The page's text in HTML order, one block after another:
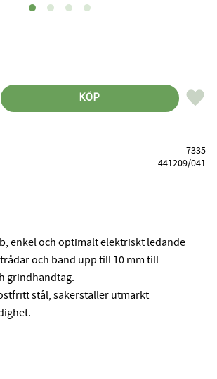
KÖP Lägg
7335
441209/041
enkel och optimalt elektriskt ledande
och band upp till 10 mm till
grindhandtag.
stål, säkerställer utmärkt